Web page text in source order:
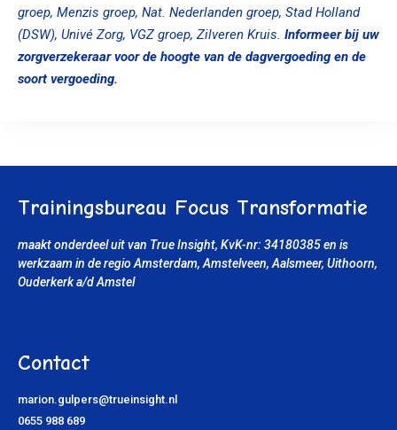
groep, Menzis groep, Nat. Nederlanden groep, Stad Holland
(DSW), Univé Zorg, VGZ groep, Zilveren Kruis. Informeer bij uw
zorgverzekeraar voor de hoogte van de dagvergoeding en de
soort vergoeding.
Trainingsbureau Focus Transformatie
maakt onderdeel uit van True Insight, KvK-nr: 34180385en is
werkzaam in de regio Amsterdam, Amstelveen, Aalsmeer, Uithoorn,
Ouderkerk a/d Amstel
Contact
marion.gulpers@trueinsight.nl
0655 988 689